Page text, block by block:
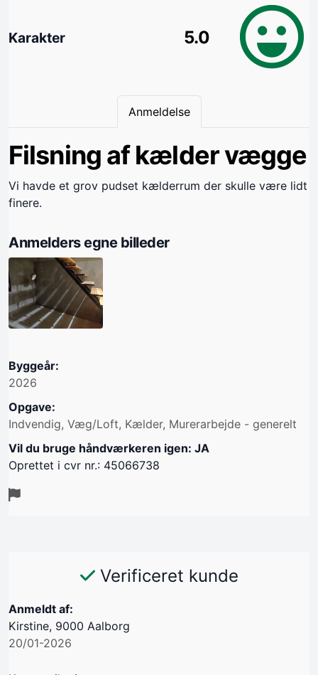
Karakter 5.0
Anmeldelse
Filsning af kælder vægge
Vi havde et grov pudset kælderrum der skulle være lidt
finere.
Anmelders egne billeder
Byggeår:
2026
Opgave:
Indvendig, Væg/Loft, Kælder, Murerarbejde - generelt
Vil du bruge håndværkeren igen: JA
Oprettet i cvr nr.: 45066738
Verificeret kunde
Anmeldt af:
Kirstine, 9000 Aalborg
20/01-2026